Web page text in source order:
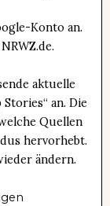
Konto an.
aktuelle
an. Die
Quellen
hervorhebt.
ändern.